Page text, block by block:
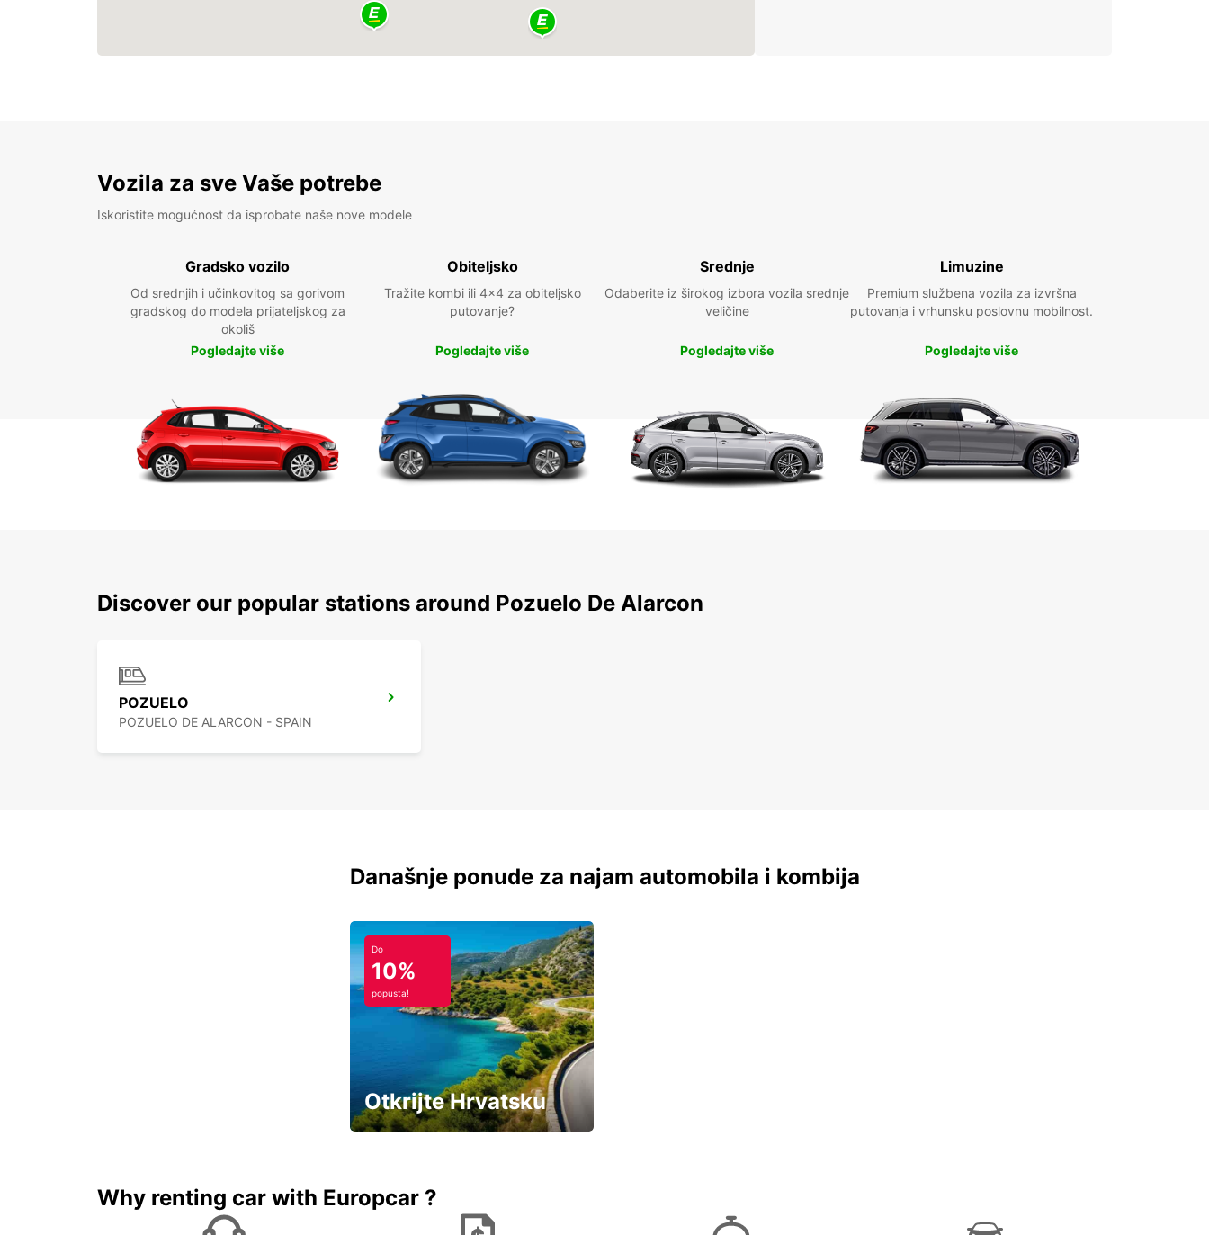
Vozila za sve Vaše potrebe
Iskoristite mogućnost da isprobate naše nove modele
Gradsko vozilo
Od srednjih i učinkovitog sa gorivom
gradskog do modela prijateljskog za
okoliš
Pogledajte više
Obiteljsko
Tražite kombi ili 4x4 za obiteljsko
putovanje?
Pogledajte više
Srednje
Odaberite iz širokog izbora vozila srednje
veličine
Pogledajte više
Limuzine
Premium službena vozila za izvršna
putovanja i vrhunsku poslovnu mobilnost.
Pogledajte više
Discover our popular stations around Pozuelo De Alarcon
POZUELO
POZUELO DE ALARCON - SPAIN
Današnje ponude za najam automobila i kombija
Do
10%
popusta!
Otkrijte Hrvatsku
Why renting car with Europcar ?